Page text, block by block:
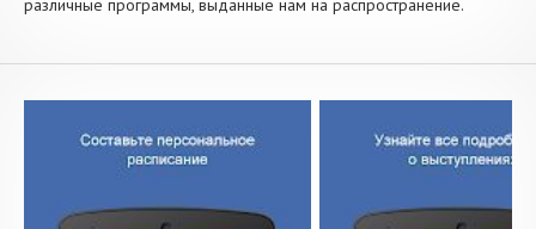
различные программы, выданные нам на распространение.